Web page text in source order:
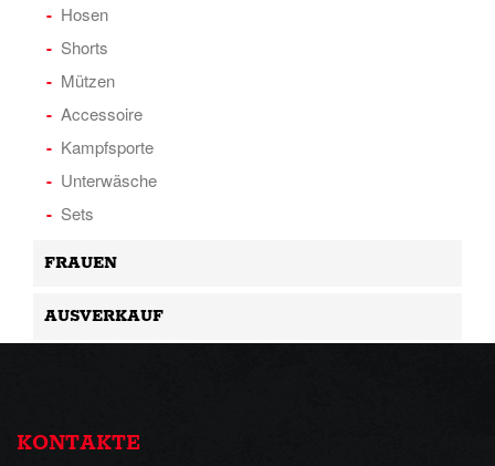
Hosen
Shorts
Mützen
Accessoire
Kampfsporte
Unterwäsche
Sets
FRAUEN
AUSVERKAUF
KONTAKTE